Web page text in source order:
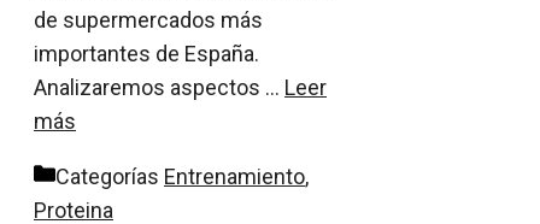
de supermercados más
importantes de España.
Analizaremos aspectos … Leer
más
Categorías Entrenamiento,
Proteina